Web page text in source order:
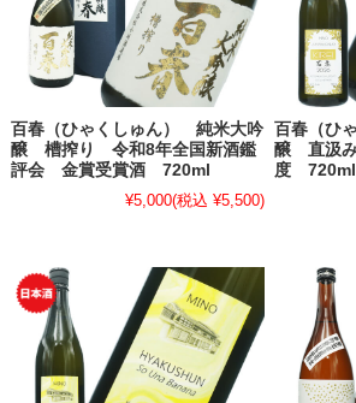
百春（ひゃくしゅん） 純米大吟
醸 槽搾り 令和8年全国新酒鑑
評会 金賞受賞酒 720ml
¥5,000(税込 ¥5,500)
百春（ひ
醸 直汲
度 720ml